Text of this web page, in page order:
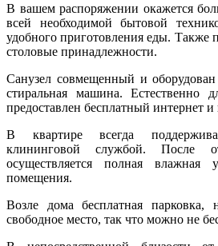
В вашем распоряжении окажется
всей необходимой бытовой
удобного приготовления еды. Также
столовые принадлежности.
Санузел совмещенный и
стиральная машина. Естественно
предоставлен бесплатный интернет и
В квартире всегда
клининговой службой. После
осуществляется полная влажная
помещения.
Возле дома бесплатная парковка,
свободное место, так что можно не